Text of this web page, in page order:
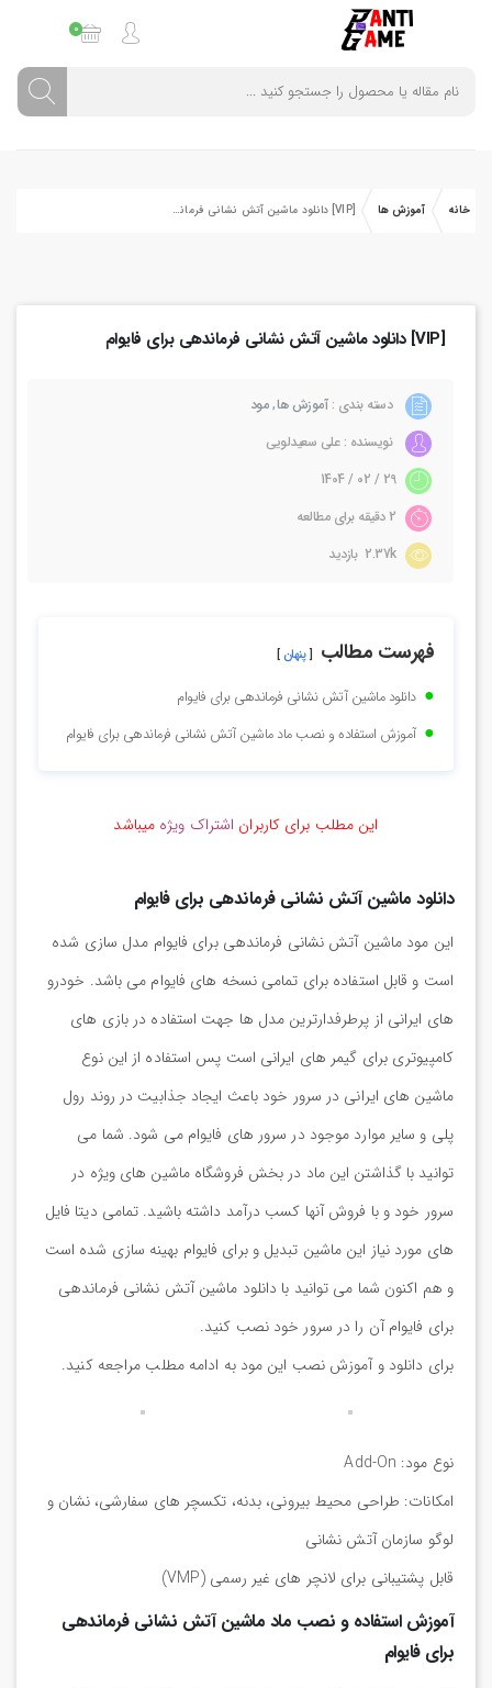
0
خانه آموزش ها [VIP] دانلود ماشین آتش نشانی فرماندهی برای فایوام
[VIP] دانلود ماشین آتش نشانی فرماندهی برای فایوام
دسته بندی :آموزش ها,مود
نویسنده : علی سعیدلویی
29 / 02 / 1404
2.37k بازدید
فهرست مطالب پنهان
دانلود ماشین آتش نشانی فرماندهی برای فایوام
آموزش استفاده و نصب ماد ماشین آتش نشانی فرماندهی برای فایوام
این مطلب برای کاربران اشتراک ویژه میباشد
دانلود ماشین آتش نشانی فرماندهی برای فایوام
این مود ماشین آتش نشانی فرماندهی برای فایوام مدل سازی شده
است و قابل استفاده برای تمامی نسخه های فایوام می باشد. خودرو
های ایرانی از پرطرفدارترین مدل ها جهت استفاده در بازی های
کامپیوتری برای گیمر های ایرانی است پس استفاده از این نوع
ماشین های ایرانی در سرور خود باعث ایجاد جذابیت در روند رول
پلی و سایر موارد موجود در سرور های فایوام می شود. شما می
توانید با گذاشتن این ماد در بخش فروشگاه ماشین های ویژه در
سرور خود و با فروش آنها کسب درآمد داشته باشید. تمامی دیتا فایل
های مورد نیاز این ماشین تبدیل و برای فایوام بهینه سازی شده است
و هم اکنون شما می توانید با دانلود ماشین آتش نشانی فرماندهی
برای فایوام آن را در سرور خود نصب کنید.
برای دانلود و آموزش نصب این مود به ادامه مطلب مراجعه کنید.
نوع مود: Add-On
امکانات: طراحی محیط بیرونی، بدنه، تکسچر های سفارشی، نشان و
لوگو سازمان آتش نشانی
قابل پشتیبانی برای لانچر های غیر رسمی (VMP)
آموزش استفاده و نصب ماد ماشین آتش نشانی فرماندهی
برای فایوام